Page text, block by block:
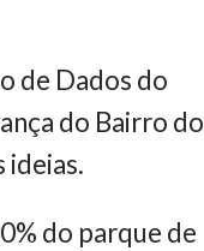
de Dados do
do Bairro do
ideias.
do parque de